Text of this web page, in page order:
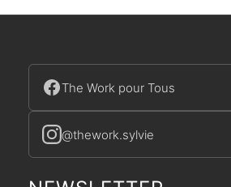
The Work pour Tous
@thework.sylvie